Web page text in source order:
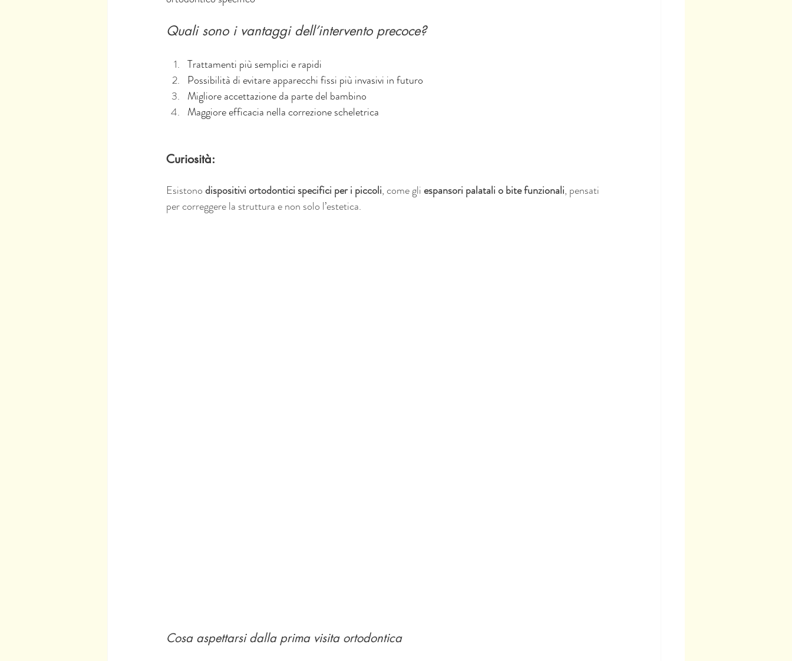
Quali sono i vantaggi dell’intervento precoce?
Trattamenti più semplici e rapidi
Possibilità di evitare apparecchi fissi più invasivi in futuro
Migliore accettazione da parte del bambino
Maggiore efficacia nella correzione scheletrica
Curiosità:
Esistono dispositivi ortodontici specifici per i piccoli, come gli espansori palatali o bite funzionali, pensati
per correggere la struttura e non solo l’estetica.
Cosa aspettarsi dalla prima visita ortodontica